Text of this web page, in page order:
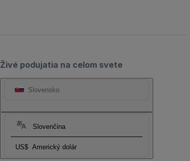
Živé podujatia na celom svete
Slovensko
Slovenčina
US$ Americký dolár